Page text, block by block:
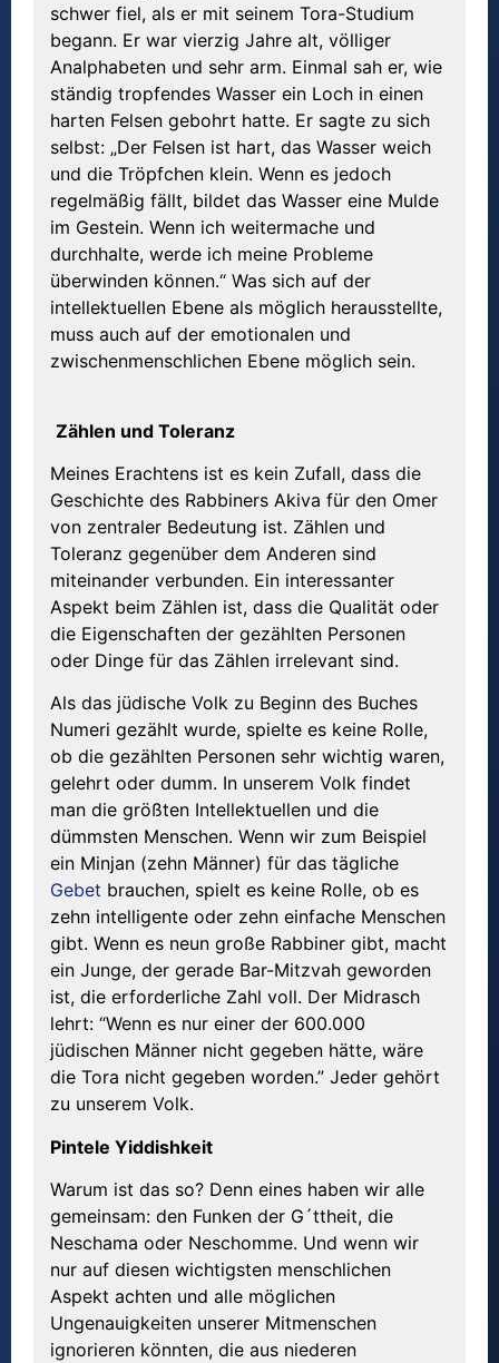
schwer fiel, als er mit seinem Tora-Studium
begann. Er war vierzig Jahre alt, völliger
Analphabeten und sehr arm. Einmal sah er, wie
ständig tropfendes Wasser ein Loch in einen
harten Felsen gebohrt hatte. Er sagte zu sich
selbst: „Der Felsen ist hart, das Wasser weich
und die Tröpfchen klein. Wenn es jedoch
regelmäßig fällt, bildet das Wasser eine Mulde
im Gestein. Wenn ich weitermache und
durchhalte, werde ich meine Probleme
überwinden können.“ Was sich auf der
intellektuellen Ebene als möglich herausstellte,
muss auch auf der emotionalen und
zwischenmenschlichen Ebene möglich sein.
Zählen und Toleranz
Meines Erachtens ist es kein Zufall, dass die
Geschichte des Rabbiners Akiva für den Omer
von zentraler Bedeutung ist. Zählen und
Toleranz gegenüber dem Anderen sind
miteinander verbunden. Ein interessanter
Aspekt beim Zählen ist, dass die Qualität oder
die Eigenschaften der gezählten Personen
oder Dinge für das Zählen irrelevant sind.
Als das jüdische Volk zu Beginn des Buches
Numeri gezählt wurde, spielte es keine Rolle,
ob die gezählten Personen sehr wichtig waren,
gelehrt oder dumm. In unserem Volk findet
man die größten Intellektuellen und die
dümmsten Menschen. Wenn wir zum Beispiel
ein Minjan (zehn Männer) für das tägliche
Gebet brauchen, spielt es keine Rolle, ob es
zehn intelligente oder zehn einfache Menschen
gibt. Wenn es neun große Rabbiner gibt, macht
ein Junge, der gerade Bar-Mitzvah geworden
ist, die erforderliche Zahl voll. Der Midrasch
lehrt: “Wenn es nur einer der 600.000
jüdischen Männer nicht gegeben hätte, wäre
die Tora nicht gegeben worden.” Jeder gehört
zu unserem Volk.
Pintele Yiddishkeit
Warum ist das so? Denn eines haben wir alle
gemeinsam: den Funken der G´ttheit, die
Neschama oder Neschomme. Und wenn wir
nur auf diesen wichtigsten menschlichen
Aspekt achten und alle möglichen
Ungenauigkeiten unserer Mitmenschen
ignorieren könnten, die aus niederen